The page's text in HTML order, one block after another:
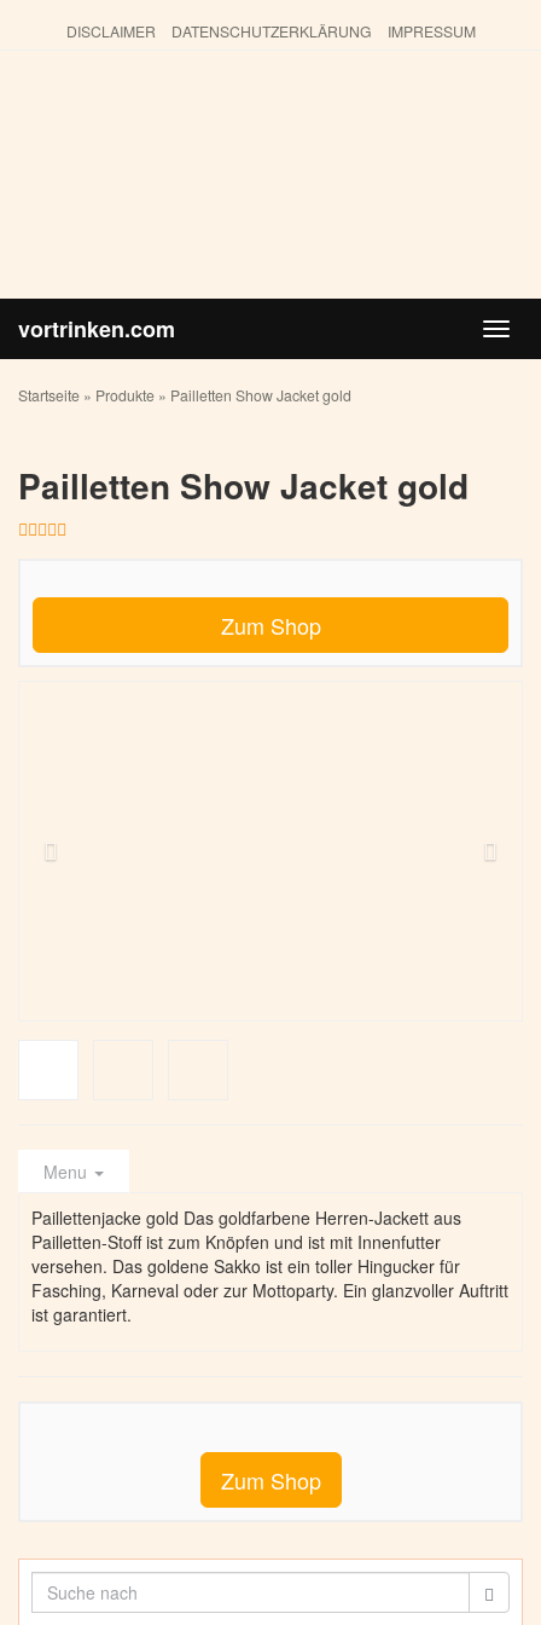
DISCLAIMER DATENSCHUTZERKLÄRUNG IMPRESSUM
vortrinken.com
Startseite » Produkte » Pailletten Show Jacket gold
Pailletten Show Jacket gold
Zum Shop
Menu
Paillettenjacke gold Das goldfarbene Herren-Jackett aus
Pailletten-Stoff ist zum Knöpfen und ist mit Innenfutter
versehen. Das goldene Sakko ist ein toller Hingucker für
Fasching, Karneval oder zur Mottoparty. Ein glanzvoller Auftritt
ist garantiert.
Zum Shop